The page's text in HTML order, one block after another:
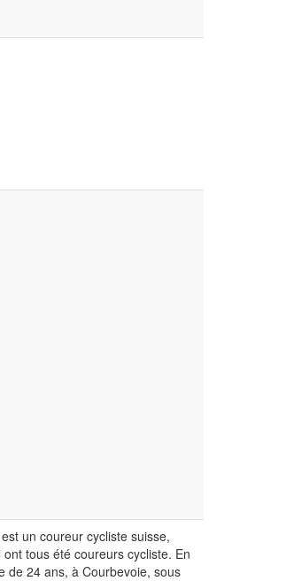
un coureur cycliste suisse,
tous été coureurs cycliste. En
de 24 ans, à Courbevoie, sous